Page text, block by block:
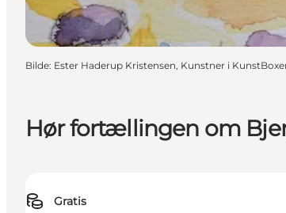
Hør fortællingen om
Gratis
Bilde: Ester Haderup Kristensen, Kunstner i